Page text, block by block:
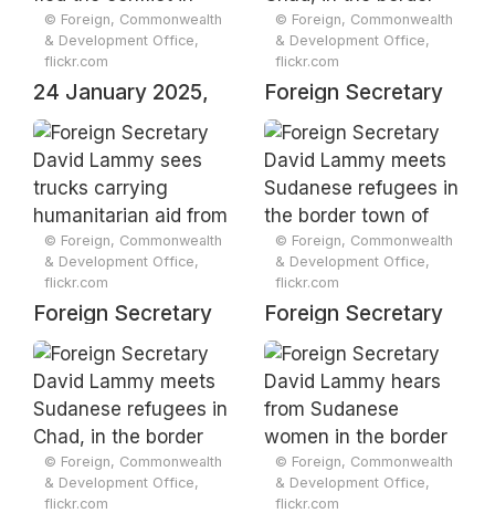
register for food aid
in neighbouring
Chad.
register for food aid
in neighbouring
Chad.
© Foreign, Commonwealth
& Development Office,
flickr.com
24 January 2025,
Adre, Chad.
Sudanese refugees
who have fled the
conflict in Sudan
register for food aid
in neighbouring
Chad.
© Foreign, Commonwealth
& Development Office,
flickr.com
Foreign Secretary
David Lammy
meets Sudanese
refugees in Chad, in
the border town of
Adre
© Foreign, Commonwealth
& Development Office,
flickr.com
Foreign Secretary
David Lammy sees
trucks carrying
humanitarian aid
from Chad into
Sudan at the Adre
border crossing
© Foreign, Commonwealth
& Development Office,
flickr.com
Foreign Secretary
David Lammy
meets Sudanese
refugees in the
border town of
Adre, Chad.
© Foreign, Commonwealth
& Development Office,
flickr.com
© Foreign, Commonwealth
& Development Office,
flickr.com